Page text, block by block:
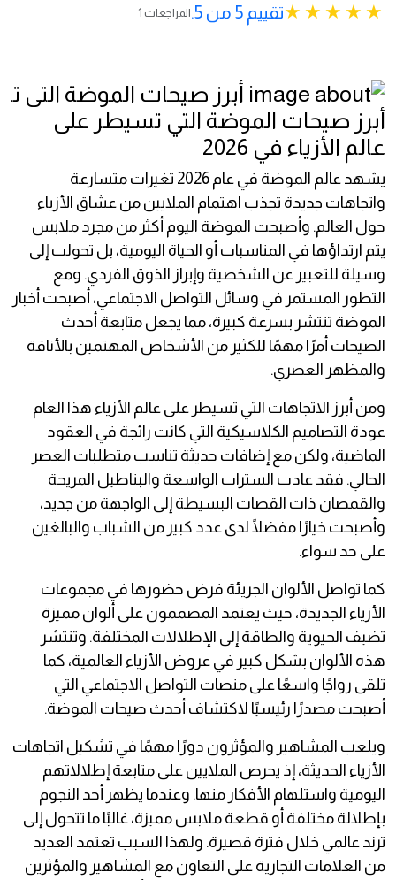
تقييم 5 من 5. 1 المراجعات
أبرز صيحات الموضة التي تسيطر على
عالم الأزياء في 2026
يشهد عالم الموضة في عام 2026 تغيرات متسارعة
واتجاهات جديدة تجذب اهتمام الملايين من عشاق الأزياء
حول العالم. وأصبحت الموضة اليوم أكثر من مجرد ملابس
يتم ارتداؤها في المناسبات أو الحياة اليومية، بل تحولت إلى
وسيلة للتعبير عن الشخصية وإبراز الذوق الفردي. ومع
التطور المستمر في وسائل التواصل الاجتماعي، أصبحت أخبار
الموضة تنتشر بسرعة كبيرة، مما يجعل متابعة أحدث
الصيحات أمرًا مهمًا للكثير من الأشخاص المهتمين بالأناقة
والمظهر العصري.
ومن أبرز الاتجاهات التي تسيطر على عالم الأزياء هذا العام
عودة التصاميم الكلاسيكية التي كانت رائجة في العقود
الماضية، ولكن مع إضافات حديثة تناسب متطلبات العصر
الحالي. فقد عادت السترات الواسعة والبناطيل المريحة
والقمصان ذات القصات البسيطة إلى الواجهة من جديد،
وأصبحت خيارًا مفضلًا لدى عدد كبير من الشباب والبالغين
على حد سواء.
كما تواصل الألوان الجريئة فرض حضورها في مجموعات
الأزياء الجديدة، حيث يعتمد المصممون على ألوان مميزة
تضيف الحيوية والطاقة إلى الإطلالات المختلفة. وتنتشر
هذه الألوان بشكل كبير في عروض الأزياء العالمية، كما
تلقى رواجًا واسعًا على منصات التواصل الاجتماعي التي
أصبحت مصدرًا رئيسيًا لاكتشاف أحدث صيحات الموضة.
ويلعب المشاهير والمؤثرون دورًا مهمًا في تشكيل اتجاهات
الأزياء الحديثة، إذ يحرص الملايين على متابعة إطلالاتهم
اليومية واستلهام الأفكار منها. وعندما يظهر أحد النجوم
بإطلالة مختلفة أو قطعة ملابس مميزة، غالبًا ما تتحول إلى
ترند عالمي خلال فترة قصيرة. ولهذا السبب تعتمد العديد
من العلامات التجارية على التعاون مع المشاهير والمؤثرين